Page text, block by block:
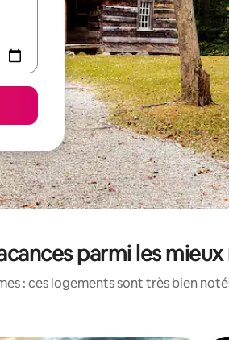
parmi les
: ces logements sont très bien